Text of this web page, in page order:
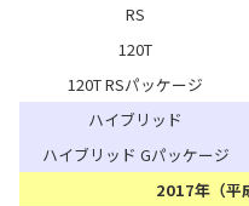
RS
120T
120T RSパッケージ
ハイブリッド
ハイブリッド Gパッケージ
2017年（平